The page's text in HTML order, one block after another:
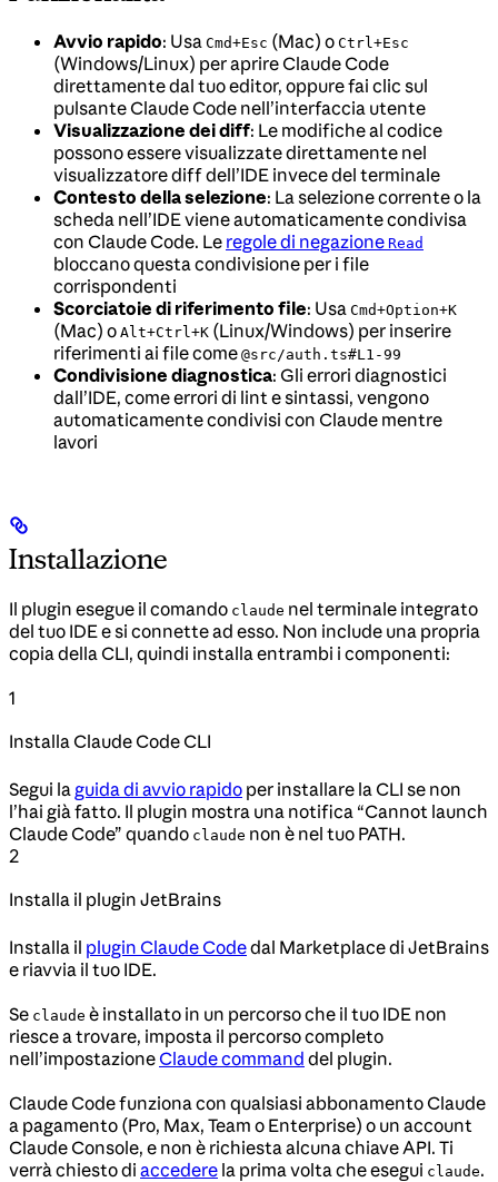
Avvio rapido: Usa Cmd+Esc (Mac) o Ctrl+Esc
(Windows/Linux) per aprire Claude Code
direttamente dal tuo editor, oppure fai clic sul
pulsante Claude Code nell’interfaccia utente
Visualizzazione dei diff: Le modifiche al codice
possono essere visualizzate direttamente nel
visualizzatore diff dell’IDE invece del terminale
Contesto della selezione: La selezione corrente o la
scheda nell’IDE viene automaticamente condivisa
con Claude Code. Le regole di negazione Read
bloccano questa condivisione per i file
corrispondenti
Scorciatoie di riferimento file: Usa Cmd+Option+K
(Mac) o Alt+Ctrl+K (Linux/Windows) per inserire
riferimenti ai file come @src/auth.ts#L1-99
Condivisione diagnostica: Gli errori diagnostici
dall’IDE, come errori di lint e sintassi, vengono
automaticamente condivisi con Claude mentre
lavori
Installazione
Il plugin esegue il comando claude nel terminale integrato
del tuo IDE e si connette ad esso. Non include una propria
copia della CLI, quindi installa entrambi i componenti:
1
Installa Claude Code CLI
Segui la guida di avvio rapido per installare la CLI se non
l’hai già fatto. Il plugin mostra una notifica “Cannot launch
Claude Code” quando claude non è nel tuo PATH.
2
Installa il plugin JetBrains
Installa il plugin Claude Codedal Marketplace di JetBrains
e riavvia il tuo IDE.
Se claude è installato in un percorso che il tuo IDE non
riesce a trovare, imposta il percorso completo
nell’impostazioneClaude command del plugin.
Claude Code funziona con qualsiasi abbonamento Claude
a pagamento (Pro, Max, Team o Enterprise) o un account
Claude Console, e non è richiesta alcuna chiave API. Ti
verrà chiesto di accedere la prima volta che esegui claude.